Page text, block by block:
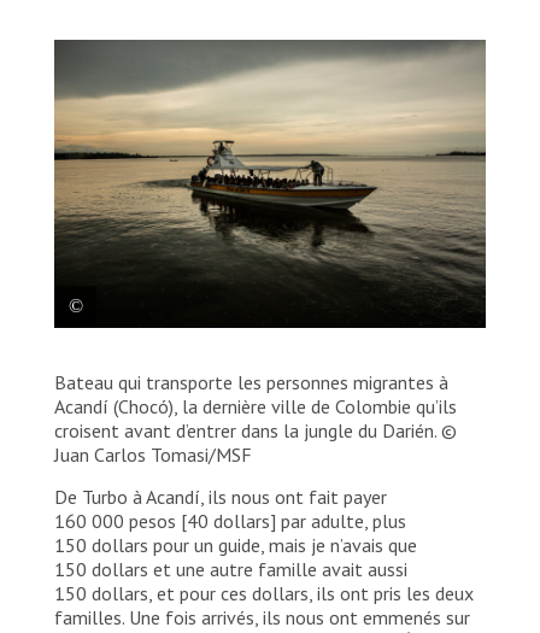
Acandí (Chocó), la dernière ville de Colombie qu’ils
croisent avant d’entrer dans la jungle du Darién. ©
Juan Carlos Tomasi/MSF
Bateau qui transporte les personnes migrantes à
Acandí (Chocó), la dernière ville de Colombie qu’ils
croisent avant d’entrer dans la jungle du Darién. ©
Juan Carlos Tomasi/MSF
De Turbo à Acandí, ils nous ont fait payer
160 000 pesos [40 dollars] par adulte, plus
150 dollars pour un guide, mais je n’avais que
150 dollars et une autre famille avait aussi
150 dollars, et pour ces dollars, ils ont pris les deux
familles. Une fois arrivés, ils nous ont emmenés sur